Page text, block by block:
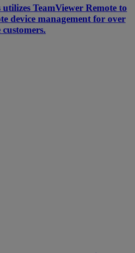
TeamViewer Remote to
device management for over